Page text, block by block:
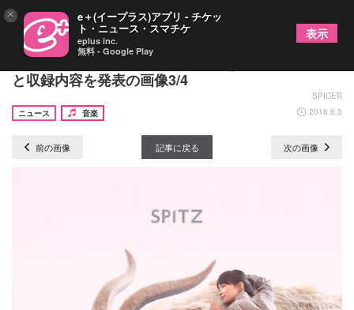
スピッツ、ニューアルバム『醒めない』のジャケ写
と収録内容を発表の画像3/4
SPICER
ニュース
音楽 2016.6.3
前の画像 記事に戻る 次の画像
× e＋(イープラス)アプリ - チケッ
ト・ニュース・スマチケ
eplus inc.
無料 - Google Play
表示